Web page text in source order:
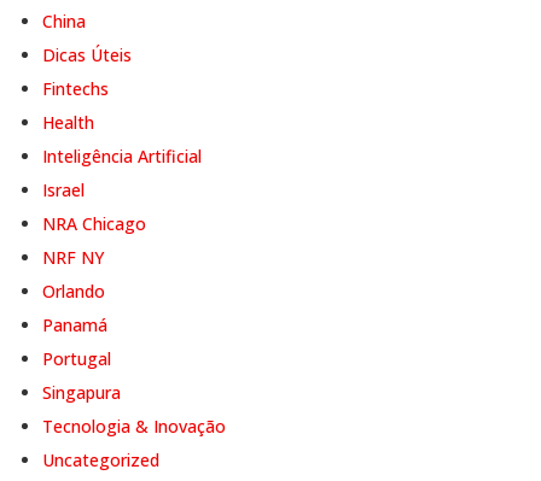
China
Dicas Úteis
Fintechs
Health
Inteligência Artificial
Israel
NRA Chicago
NRF NY
Orlando
Panamá
Portugal
Singapura
Tecnologia & Inovação
Uncategorized